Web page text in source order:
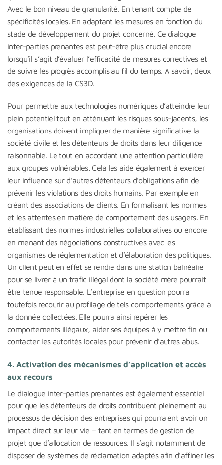
Avec le bon niveau de granularité. En tenant compte de
spécificités locales. En adaptant les mesures en fonction du
stade de développement du projet concerné. Ce dialogue
inter-parties prenantes est peut-être plus crucial encore
lorsqu’il s’agit d’évaluer l’efficacité de mesures correctives et
de suivre les progrès accomplis au fil du temps. A savoir, deux
des exigences de la CS3D.
Pour permettre aux technologies numériques d’atteindre leur
plein potentiel tout en atténuant les risques sous-jacents, les
organisations doivent impliquer de manière significative la
société civile et les détenteurs de droits dans leur diligence
raisonnable. Le tout en accordant une attention particulière
aux groupes vulnérables. Cela les aide également à exercer
leur influence sur d’autres détenteurs d’obligations afin de
prévenir les violations des droits humains. Par exemple en
créant des associations de clients. En formalisant les normes
et les attentes en matière de comportement des usagers. En
établissant des normes industrielles collaboratives ou encore
en menant des négociations constructives avec les
organismes de réglementation et d’élaboration des politiques.
Un client peut en effet se rendre dans une station balnéaire
pour se livrer à un trafic illégal dont la société mère pourrait
être tenue responsable. L’entreprise en question pourra
toutefois recourir au profilage de tels comportements grâce à
la donnée collectées. Elle pourra ainsi repérer les
comportements illégaux, aider ses équipes à y mettre fin ou
contacter les autorités locales pour prévenir d’autres abus.
4. Activation des mécanismes d’application et accès
aux recours
Le dialogue inter-parties prenantes est également essentiel
pour que les détenteurs de droits contribuent pleinement au
processus de décision des entreprises qui pourraient avoir un
impact direct sur leur vie – tant en termes de gestion de
projet que d’allocation de ressources. Il s’agit notamment de
disposer de systèmes de réclamation adaptés afin d’affiner les